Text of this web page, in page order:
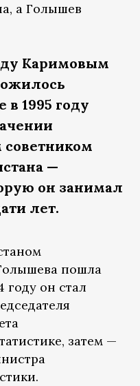
а Голышев
Каримовым
в 1995 году
—
он занимал
лет.
пошла
году он стал
затем —